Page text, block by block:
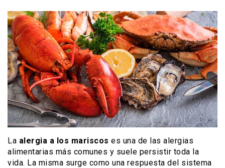
La alergia a los mariscos es una de las alergias
alimentarias más comunes y suele persistir toda la
vida. La misma surge como una respuesta del sistema